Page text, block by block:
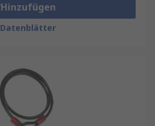
Hinzufügen
Datenblätter